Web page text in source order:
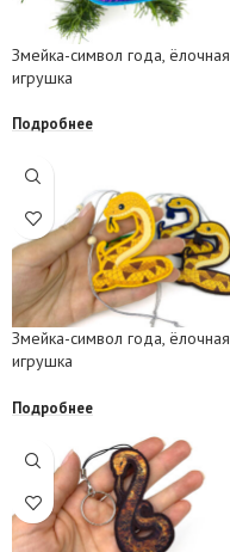
Змейка-символ года, ёлочная
игрушка
Подробнее
Змейка-символ года, ёлочная
игрушка
Подробнее